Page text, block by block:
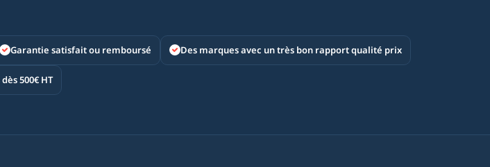
Garantie satisfait ou remboursé Des marques avec un très bon rapport qualité prix
500€ HT